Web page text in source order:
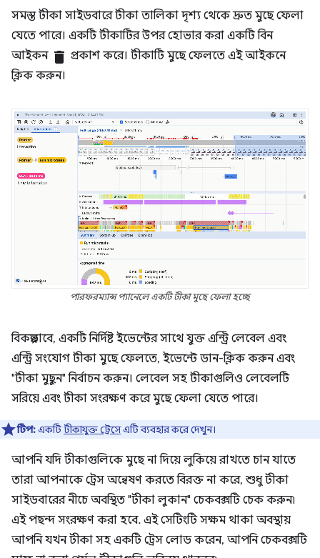
সমস্ত টীকা সাইডবারে টীকা তালিকা দৃশ্য থেকে দ্রুত মুছে ফেলা
যেতে পারে। একটি টীকাটির উপর হোভার করা একটি বিন
আইকন delete প্রকাশ করে। টীকাটি মুছে ফেলতে এই আইকনে
ক্লিক করুন।
পারফরম্যান্স প্যানেলে একটি টীকা মুছে ফেলা হচ্ছে
বিকল্পভাবে, একটি নির্দিষ্ট ইভেন্টের সাথে যুক্ত এন্ট্রি লেবেল এবং
এন্ট্রি সংযোগ টীকা মুছে ফেলতে, ইভেন্টে ডান-ক্লিক করুন এবং
"টীকা মুছুন" নির্বাচন করুন। লেবেল সহ টীকাগুলিও লেবেলটি
সরিয়ে এবং টীকা সংরক্ষণ করে মুছে ফেলা যেতে পারে।
টিপ:একটিটীকাযুক্ত ট্রেসেএটি ব্যবহার করে দেখুন।
আপনি যদি টীকাগুলিকে মুছে না দিয়ে লুকিয়ে রাখতে চান যাতে
তারা আপনাকে ট্রেস অন্বেষণ করতে বিরক্ত না করে, শুধু টীকা
সাইডবারের নীচে অবস্থিত "টীকা লুকান" চেকবক্সটি চেক করুন৷
এই পছন্দ সংরক্ষণ করা হবে. এই সেটিংটি সক্ষম থাকা অবস্থায়
আপনি যখন টীকা সহ একটি ট্রেস লোড করেন, আপনি চেকবক্সটি